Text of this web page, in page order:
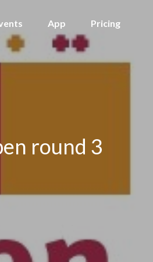
App Pricing
round 3